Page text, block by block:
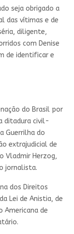
seja obrigado a
das vítimas e de
diligente,
com Denise
de identificar e
do Brasil por
ditadura civil-
Guerrilha do
extrajudicial de
Vladmir Herzog,
jornalista.
dos Direitos
Lei de Anistia, de
Americana de